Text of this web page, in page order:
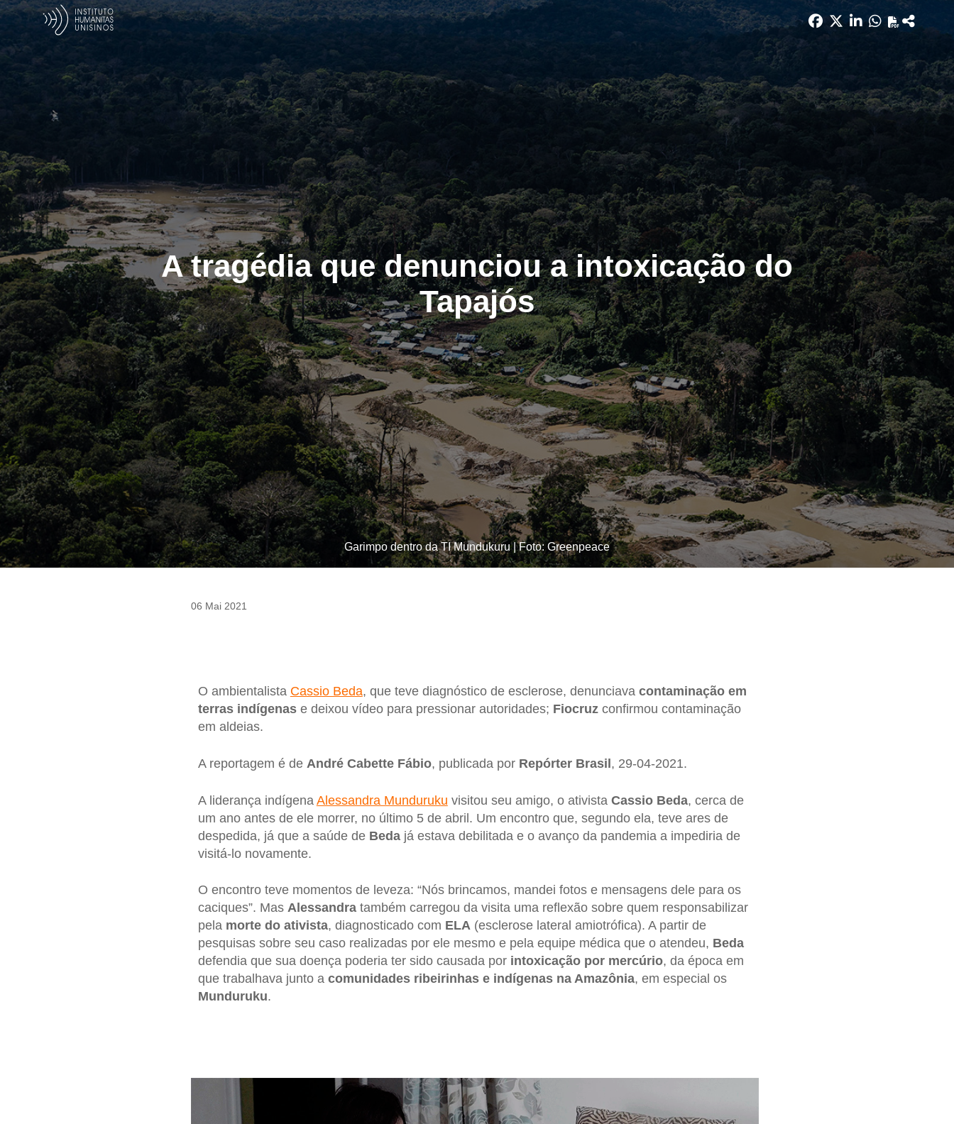
A tragédia que denunciou a intoxicação do
Tapajós
Garimpo dentro da TI Mundukuru | Foto: Greenpeace
06 Mai 2021
O ambientalista Cassio Beda, que teve diagnóstico de esclerose, denunciava contaminação em
terras indígenase deixou vídeo para pressionar autoridades; Fiocruzconfirmou contaminação
em aldeias.
A reportagem é de André Cabette Fábio, publicada por Repórter Brasil , 29-04-2021.
A liderança indígena Alessandra Munduruku visitou seu amigo, o ativista Cassio Beda, cerca de
um ano antes de ele morrer, no último 5 de abril. Um encontro que, segundo ela, teve ares de
despedida, já que a saúde de Bedajá estava debilitada e o avanço da pandemia a impediria de
visitá-lo novamente.
O encontro teve momentos de leveza: “Nós brincamos, mandei fotos e mensagens dele para os
caciques”. Mas Alessandratambém carregou da visita uma reflexão sobre quem responsabilizar
pela morte do ativista, diagnosticado com ELA(esclerose lateral amiotrófica). A partir de
pesquisas sobre seu caso realizadas por ele mesmo e pela equipe médica que o atendeu, Beda
defendia que sua doença poderia ter sido causada por intoxicação por mercúrio, da época em
que trabalhava junto a comunidades ribeirinhas e indígenas na Amazônia, em especial os
Munduruku.